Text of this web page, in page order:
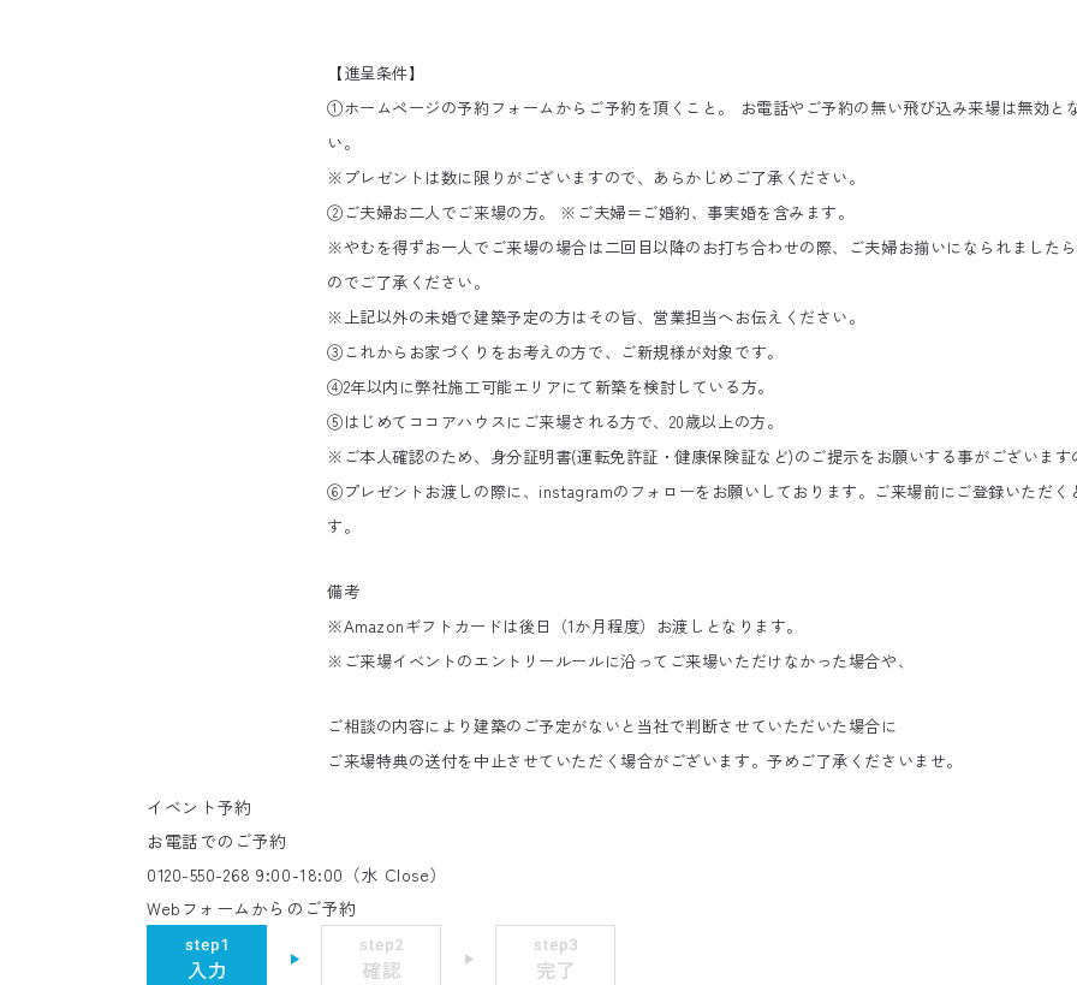
【進呈条件】
①ホームページの予約フォームからご予約を頂くこと。 お電話やご予約の無い飛び込み来場は無効と
い。
※プレゼントは数に限りがございますので、あらかじめご了承ください。
②ご夫婦お二人でご来場の方。 ※ご夫婦＝ご婚約、事実婚を含みます。
※やむを得ずお一人でご来場の場合は二回目以降のお打ち合わせの際、ご夫婦お揃いになられました
のでご了承ください。
※上記以外の未婚で建築予定の方はその旨、営業担当へお伝えください。
③これからお家づくりをお考えの方で、ご新規様が対象です。
④2年以内に弊社施工可能エリアにて新築を検討している方。
⑤はじめてココアハウスにご来場される方で、20歳以上の方。
※ご本人確認のため、身分証明書(運転免許証・健康保険証など)のご提示をお願いする事がございます
⑥プレゼントお渡しの際に、instagramのフォローをお願いしております。ご来場前にご登録いただく
す。
備考
※Amazonギフトカードは後日（1か月程度）お渡しとなります。
※ご来場イベントのエントリールールに沿ってご来場いただけなかった場合や、
ご相談の内容により建築のご予定がないと当社で判断させていただいた場合に
ご来場特典の送付を中止させていただく場合がございます。予めご了承くださいませ。
イベント予約
お電話でのご予約
0120-550-268 9:00-18:00（水 Close）
Webフォームからのご予約